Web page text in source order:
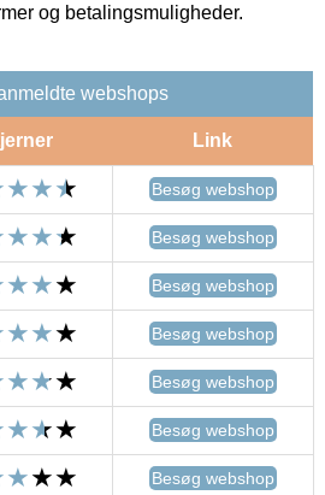
og betalingsmuligheder.
webshops
Link
Besøg webshop
Besøg webshop
Besøg webshop
Besøg webshop
Besøg webshop
Besøg webshop
Besøg webshop